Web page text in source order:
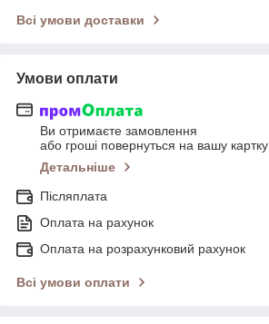
Всі умови доставки
Умови оплати
Ви отримаєте замовлення
або гроші повернуться на вашу картку
Детальніше
Післяплата
Оплата на рахунок
Оплата на розрахунковий рахунок
Всі умови оплати